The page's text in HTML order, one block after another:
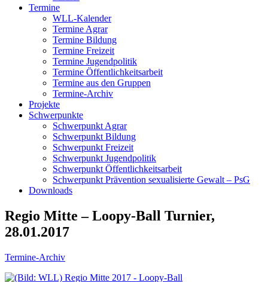
Termine
WLL-Kalender
Termine Agrar
Termine Bildung
Termine Freizeit
Termine Jugendpolitik
Termine Öffentlichkeitsarbeit
Termine aus den Gruppen
Termine-Archiv
Projekte
Schwerpunkte
Schwerpunkt Agrar
Schwerpunkt Bildung
Schwerpunkt Freizeit
Schwerpunkt Jugendpolitik
Schwerpunkt Öffentlichkeitsarbeit
Schwerpunkt Prävention sexualisierte Gewalt – PsG
Downloads
Regio Mitte – Loopy-Ball Turnier,
28.01.2017
Termine-Archiv